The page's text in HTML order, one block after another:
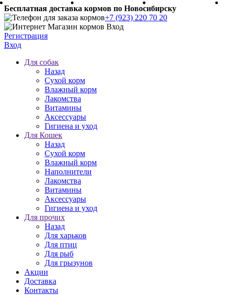
Бесплатная доставка кормов по Новосибирску
+7 (923) 220 70 20
Регистрация
Вход
Для собак
Назад
Сухой корм
Влажный корм
Лакомства
Витамины
Аксессуары
Гигиена и уход
Для Кошек
Назад
Сухой корм
Влажный корм
Наполнители
Лакомства
Витамины
Аксессуары
Гигиена и уход
Для прочих
Назад
Для харьков
Для птиц
Для рыб
Для грызунов
Акции
Доставка
Контакты